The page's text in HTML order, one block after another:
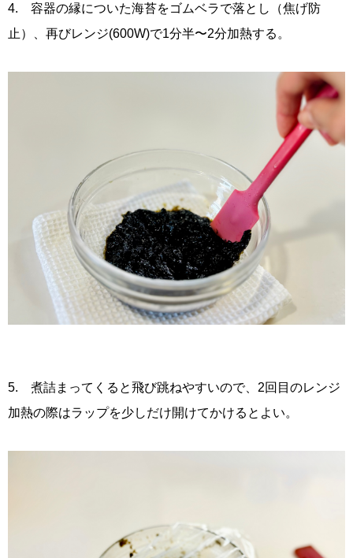
4. 容器の縁についた海苔をゴムベラで落とし（焦げ防
止）、再びレンジ(600W)で1分半〜2分加熱する。
5. 煮詰まってくると飛び跳ねやすいので、2回目のレンジ
加熱の際はラップを少しだけ開けてかけるとよい。